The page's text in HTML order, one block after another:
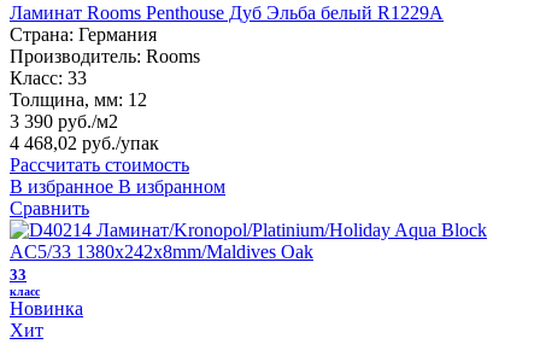
Ламинат Rooms Penthouse Дуб Эльба белый R1229А
Страна: Германия
Производитель: Rooms
Класс: 33
Толщина, мм: 12
3 390 руб./м2
4 468,02 руб./упак
Рассчитать стоимость
В избранное В избранном
Сравнить
33
класс
Новинка
Хит